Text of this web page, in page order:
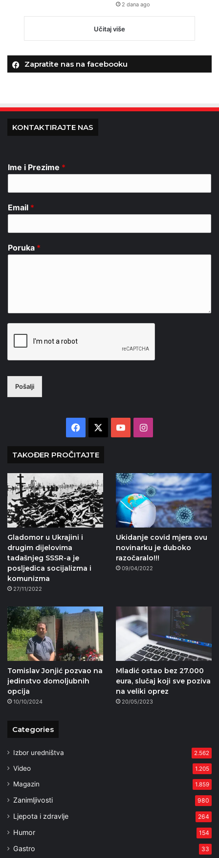
2 dana ago
Učitaj više
Zapratite nas na facebooku
KONTAKTIRAJTE NAS
Ime i Prezime *
Email *
Poruka *
Pošalji
Facebook YouTubeInstagram
TAKOĐER PROČITAJTE
Gladomor u Ukrajini i
drugim dijelovima
tadašnjeg SSSR-a je
posljedica socijalizma i
komunizma
27/11/2022
Ukidanje covid mjera ovu
novinarku je duboko
razočaralo!!!
09/04/2022
Tomislav Jonjić pozvao na
jedinstvo domoljubnih
opcija
10/10/2024
Mladić ostao bez 27.000
eura, slučaj koji sve poziva
na veliki oprez
20/05/2023
Categories
Izbor uredništva 2.562
Video 1.205
Magazin 1.859
Zanimljivosti 980
Ljepota i zdravlje 264
Humor 154
Gastro 33